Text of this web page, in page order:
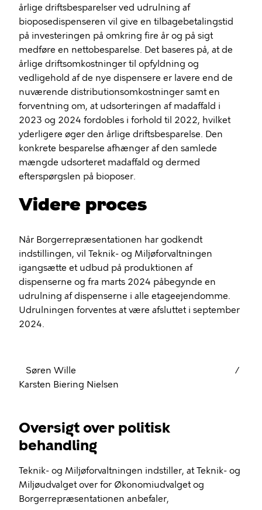
årlige driftsbesparelser ved udrulning af
bioposedispenseren vil give en tilbagebetalingstid
på investeringen på omkring fire år og på sigt
medføre en nettobesparelse. Det baseres på, at de
årlige driftsomkostninger til opfyldning og
vedligehold af de nye dispensere er lavere end de
nuværende distributionsomkostninger samt en
forventning om, at udsorteringen af madaffald i
2023 og 2024 fordobles i forhold til 2022, hvilket
yderligere øger den årlige driftsbesparelse. Den
konkrete besparelse afhænger af den samlede
mængde udsorteret madaffald og dermed
efterspørgslen på bioposer.
Videre proces
Når Borgerrepræsentationen har godkendt
indstillingen, vil Teknik- og Miljøforvaltningen
igangsætte et udbud på produktionen af
dispenserne og fra marts 2024 påbegynde en
udrulning af dispenserne i alle etageejendomme.
Udrulningen forventes at være afsluttet i september
2024.
Søren Wille
/
Karsten Biering Nielsen
Oversigt over politisk
behandling
Teknik- og Miljøforvaltningen indstiller, at Teknik- og
Miljøudvalget over for Økonomiudvalget og
Borgerrepræsentationen anbefaler,